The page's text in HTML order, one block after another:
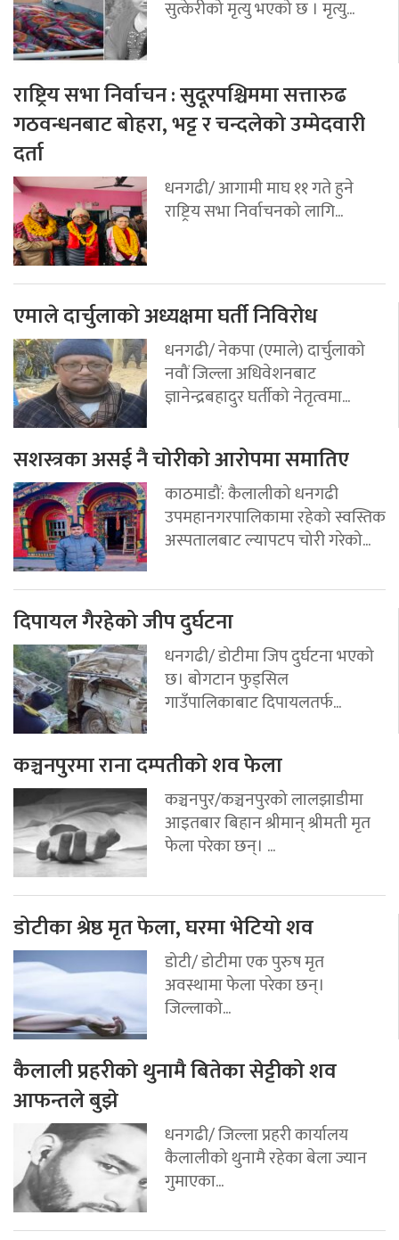
सुत्केरीको मृत्यु भएको छ । मृत्यु...
राष्ट्रिय सभा निर्वाचन : सुदूरपश्चिममा सत्तारुढ
गठवन्धनबाट बोहरा, भट्ट र चन्दलेको उम्मेदवारी
दर्ता
धनगढी/ आगामी माघ ११ गते हुने
राष्ट्रिय सभा निर्वाचनको लागि...
एमाले दार्चुलाको अध्यक्षमा घर्ती निविरोध
धनगढी/ नेकपा (एमाले) दार्चुलाको
नवौं जिल्ला अधिवेशनबाट
ज्ञानेन्द्रबहादुर घर्तीको नेतृत्वमा...
सशस्त्रका असई नै चोरीको आरोपमा समातिए
काठमाडौं: कैलालीको धनगढी
उपमहानगरपालिकामा रहेको स्वस्तिक
अस्पतालबाट ल्यापटप चोरी गरेको...
दिपायल गैरहेको जीप दुर्घटना
धनगढी/ डोटीमा जिप दुर्घटना भएको
छ। बोगटान फुड्सिल
गाउँपालिकाबाट दिपायलतर्फ...
कञ्चनपुरमा राना दम्पतीको शव फेला
कञ्चनपुर/कञ्चनपुरको लालझाडीमा
आइतबार बिहान श्रीमान् श्रीमती मृत
फेला परेका छन्। ...
डोटीका श्रेष्ठ मृत फेला, घरमा भेटियो शव
डोटी/ डोटीमा एक पुरुष मृत
अवस्थामा फेला परेका छन्।
जिल्लाको...
कैलाली प्रहरीको थुनामै बितेका सेट्टीको शव
आफन्तले बुझे
धनगढी/ जिल्ला प्रहरी कार्यालय
कैलालीको थुनामै रहेका बेला ज्यान
गुमाएका...